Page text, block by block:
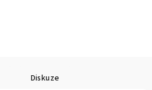
Diskuze